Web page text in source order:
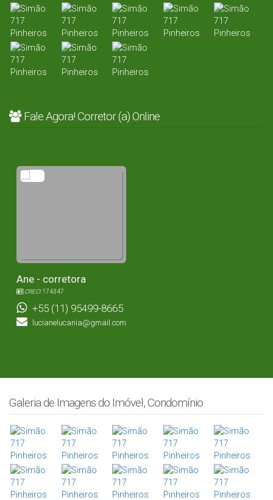
Fale Agora! Corretor (a) Online
Ane - corretora
CRECI174347
+55 (11) 95499-8665
lucianelucania@gmail.com
Galeria de Imagens do Imóvel, Condomínio